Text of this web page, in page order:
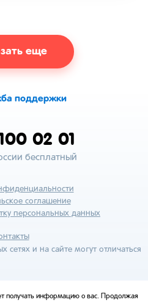
еще
поддержки
02 01
бесплатный
соглашение
персональных данных
сетях и на сайте могут отличаться
получать информацию о вас. Продолжая